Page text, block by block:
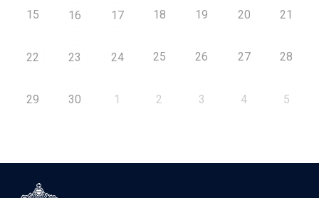
15 16 17 18 19 20 21
22 23 24 25 26 27 28
29 30 1 2 3 4 5